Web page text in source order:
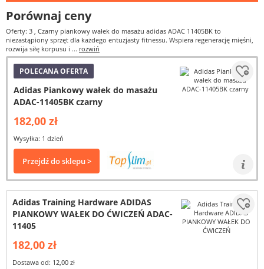
Porównaj ceny
Oferty: 3 , Czarny piankowy wałek do masażu adidas ADAC 11405BK to
niezastąpiony sprzęt dla każdego entuzjasty fitnessu. Wspiera regenerację mięśni,
rozwija siłę korpusu i ... rozwiń
POLECANA OFERTA
Adidas Piankowy wałek do masażu
ADAC-11405BK czarny
182,00 zł
Wysyłka: 1 dzień
Przejdź do sklepu >
Adidas Training Hardware ADIDAS
PIANKOWY WAŁEK DO ĆWICZEŃ ADAC-
11405
182,00 zł
Dostawa od: 12,00 zł